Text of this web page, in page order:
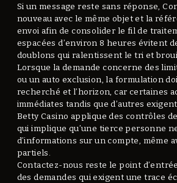
Si un message reste sans réponse,
nouveau avec le même objet et la
envoi afin de consolider le fil de
espacées d’environ 8 heures évitent
doublons qui ralentissent le tri et
Lorsque la demande concerne des
ou un auto exclusion, la formulation
recherché et l’horizon, car certaines
immédiates tandis que d’autres
Betty Casino applique des contrôles
qui implique qu’une tierce personne
d’informations sur un compte, même
partiels.
Contactez-nous reste le point
des demandes qui exigent une trace